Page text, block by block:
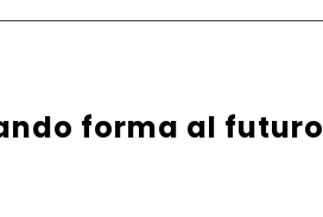
forma al futuro